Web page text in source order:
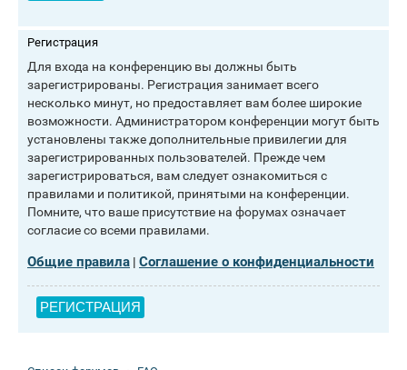
Регистрация
Для входа на конференцию вы должны быть
зарегистрированы. Регистрация занимает всего
несколько минут, но предоставляет вам более широкие
возможности. Администратором конференции могут быть
установлены также дополнительные привилегии для
зарегистрированных пользователей. Прежде чем
зарегистрироваться, вам следует ознакомиться с
правилами и политикой, принятыми на конференции.
Помните, что ваше присутствие на форумах означает
согласие со всеми правилами.
Общие правила | Соглашение о конфиденциальности
РЕГИСТРАЦИЯ